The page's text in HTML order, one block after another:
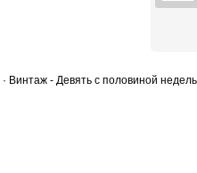
· Винтаж - Девять с половиной